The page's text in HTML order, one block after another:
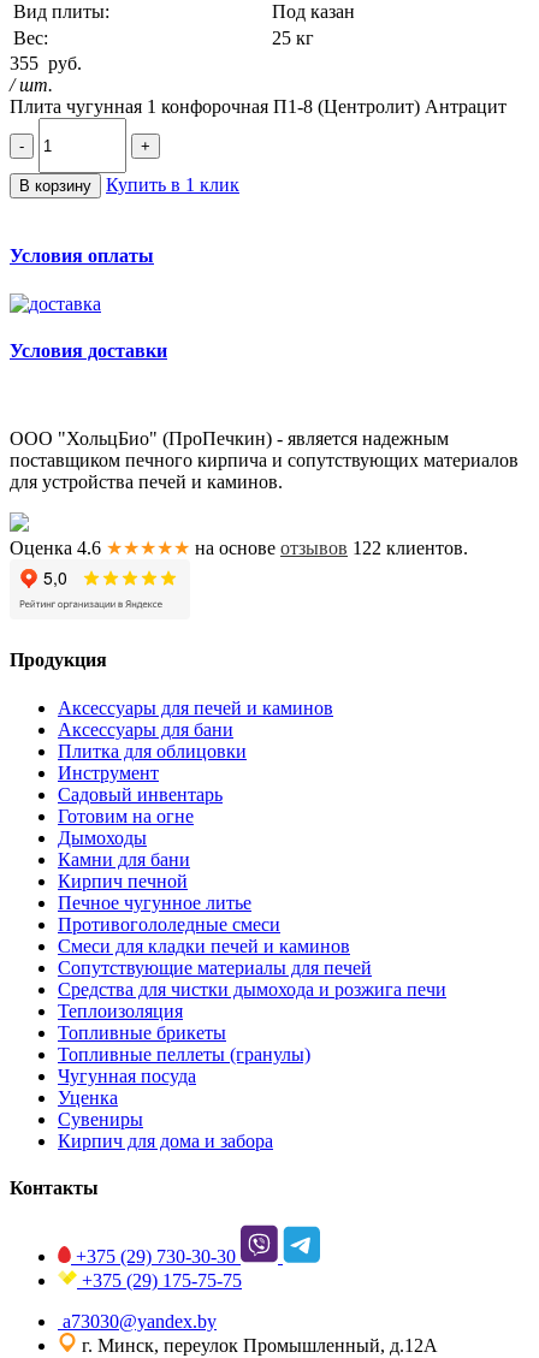
Вид плиты:
Под казан
Вес:
25 кг
355 руб.
/ шт.
Плита чугунная 1 конфорочная П1-8 (Центролит) Антрацит
- +
В корзину Купить в 1 клик
Условия оплаты
Условия доставки
ООО "ХольцБио" (ПроПечкин) - является надежным
поставщиком печного кирпича и сопутствующих материалов
для устройства печей и каминов.
Оценка 4.6 ★★★★★ на основе отзывов 122 клиентов.
Продукция
Аксессуары для печей и каминов
Аксессуары для бани
Плитка для облицовки
Инструмент
Садовый инвентарь
Готовим на огне
Дымоходы
Камни для бани
Кирпич печной
Печное чугунное литье
Противогололедные смеси
Смеси для кладки печей и каминов
Сопутствующие материалы для печей
Средства для чистки дымохода и розжига печи
Теплоизоляция
Топливные брикеты
Топливные пеллеты (гранулы)
Чугунная посуда
Уценка
Сувениры
Кирпич для дома и забора
Контакты
+375 (29) 730-30-30
+375 (29) 175-75-75
a73030@yandex.by
г. Минск, переулок Промышленный, д.12А